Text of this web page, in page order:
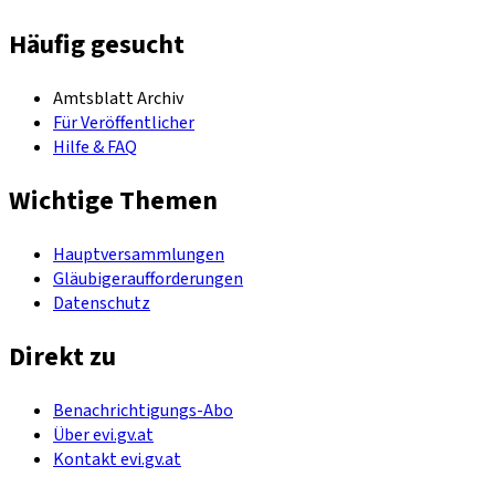
Häufig gesucht
Amtsblatt Archiv
Für Veröffentlicher
Hilfe & FAQ
Wichtige Themen
Hauptversammlungen
Gläubigeraufforderungen
Datenschutz
Direkt zu
Benachrichtigungs-Abo
Über evi.gv.at
Kontakt evi.gv.at